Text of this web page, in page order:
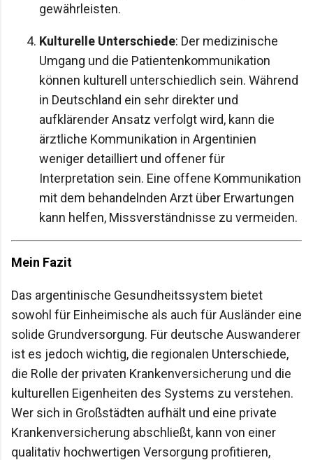
gewährleisten.
Kulturelle Unterschiede: Der medizinische
Umgang und die Patientenkommunikation
können kulturell unterschiedlich sein. Während
in Deutschland ein sehr direkter und
aufklärender Ansatz verfolgt wird, kann die
ärztliche Kommunikation in Argentinien
weniger detailliert und offener für
Interpretation sein. Eine offene Kommunikation
mit dem behandelnden Arzt über Erwartungen
kann helfen, Missverständnisse zu vermeiden.
Mein Fazit
Das argentinische Gesundheitssystem bietet
sowohl für Einheimische als auch für Ausländer eine
solide Grundversorgung. Für deutsche Auswanderer
ist es jedoch wichtig, die regionalen Unterschiede,
die Rolle der privaten Krankenversicherung und die
kulturellen Eigenheiten des Systems zu verstehen.
Wer sich in Großstädten aufhält und eine private
Krankenversicherung abschließt, kann von einer
qualitativ hochwertigen Versorgung profitieren,